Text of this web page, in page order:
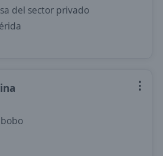
del sector privado